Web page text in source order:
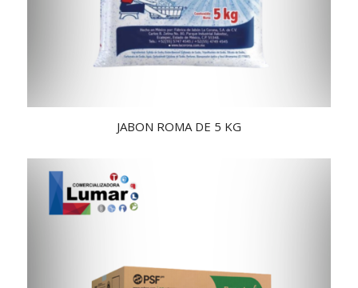
JABON ROMA DE 5 KG